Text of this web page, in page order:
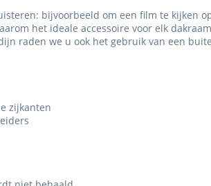
bijvoorbeeld om een film te kijken
het ideale accessoire voor elk
raden we u ook het gebruik van een
zijkanten